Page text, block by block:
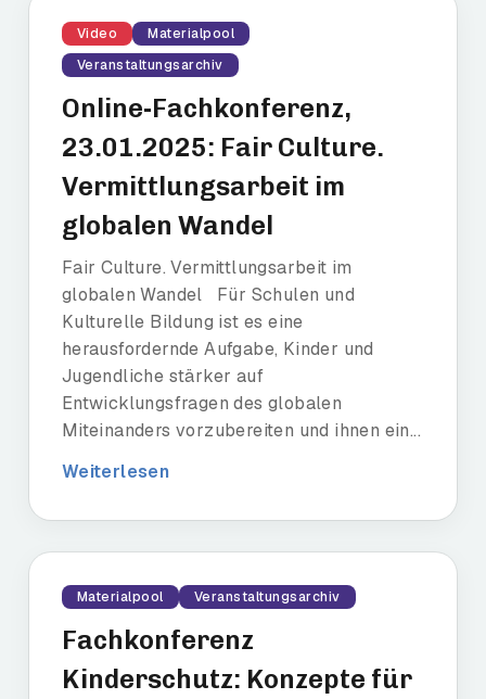
Video
Materialpool
Veranstaltungsarchiv
Online-Fachkonferenz,
23.01.2025: Fair Culture.
Vermittlungsarbeit im
globalen Wandel
Fair Culture. Vermittlungsarbeit im
globalen Wandel Für Schulen und
Kulturelle Bildung ist es eine
herausfordernde Aufgabe, Kinder und
Jugendliche stärker auf
Entwicklungsfragen des globalen
Miteinanders vorzubereiten und ihnen ein...
Weiterlesen
Materialpool Veranstaltungsarchiv
Fachkonferenz
Kinderschutz: Konzepte für